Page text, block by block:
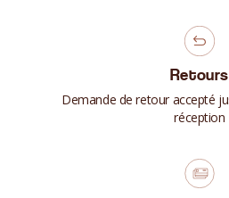
Retours
Demande de retour accepté
réception